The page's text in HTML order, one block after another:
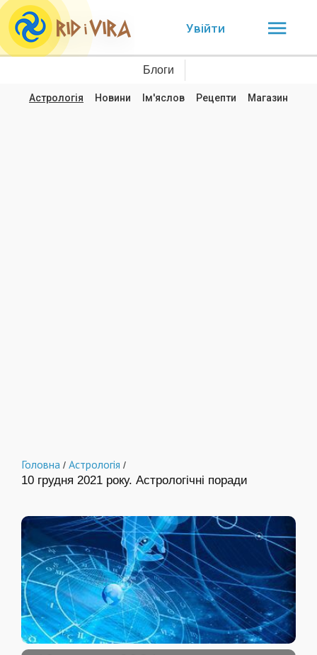
Увійти
Блоги
Астрологія Новини Ім'яслов Рецепти Магазин
Головна / Астрологія /
10 грудня 2021 року. Астрологічні поради